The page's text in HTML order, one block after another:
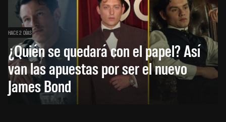
HACE 2 DÍAS
¿Quién se quedará con el papel? Así
van las apuestas por ser el nuevo
James Bond